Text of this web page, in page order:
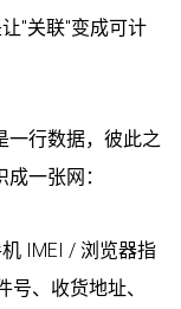
"关联"变成可计
一行数据，彼此之
一张网：
IMEI / 浏览器指
、收货地址、